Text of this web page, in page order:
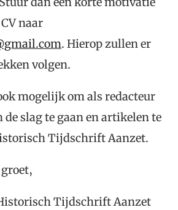
CV naar
. Hierop zullen er
volgen.
mogelijk om als redacteur
de slag te gaanen artikelen te
Tijdschrift Aanzet.
Tijdschrift Aanzet